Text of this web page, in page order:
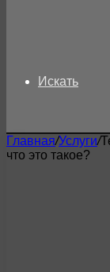
Искать
Главная/Услуги/
что это такое?